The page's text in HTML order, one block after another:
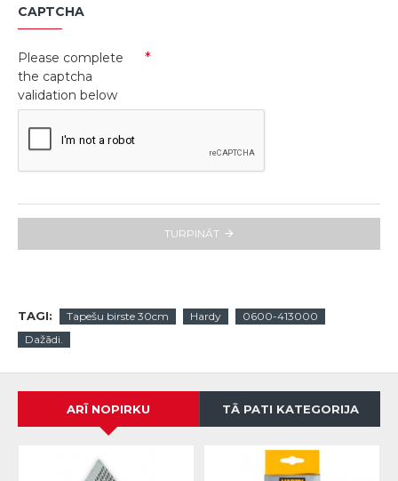
CAPTCHA
Please complete
the captcha
validation below
TURPINĀT
TAGI: Tapešu birste 30cm Hardy
0600-413000
Dažādi.
ARĪ NOPIRKU TĀ PATI KATEGORIJA